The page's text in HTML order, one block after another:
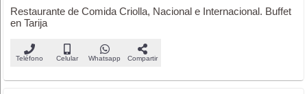
Restaurante de Comida Criolla, Nacional e Internacional. Buffet
en Tarija
Teléfono Celular Whatsapp Compartir